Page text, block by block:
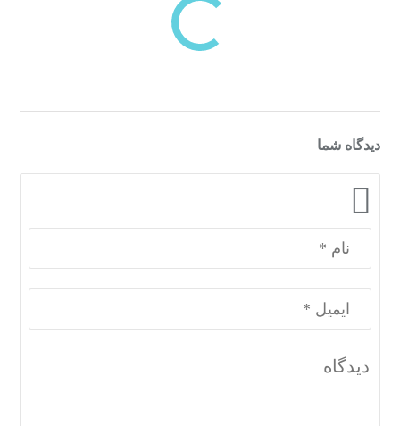
دیدگاه شما